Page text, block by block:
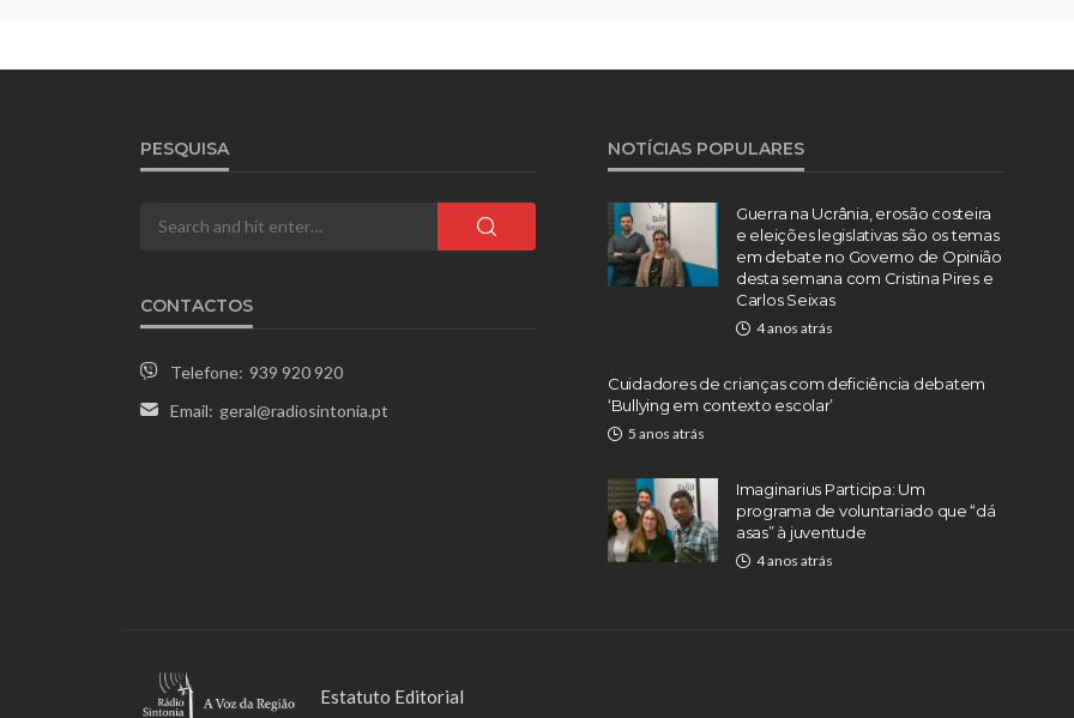
PESQUISA
CONTACTOS
Telefone: 939 920 920
Email: geral@radiosintonia.pt
NOTÍCIAS POPULARES
Guerra na Ucrânia, erosão costeira
e eleições legislativas são os temas
em debate no Governo de Opinião
desta semana com Cristina Pires e
Carlos Seixas
4 anos atrás
Cuidadores de crianças com deficiência debatem
‘Bullying em contexto escolar’
5 anos atrás
Imaginarius Participa: Um
programa de voluntariado que “dá
asas” à juventude
4 anos atrás
Estatuto Editorial